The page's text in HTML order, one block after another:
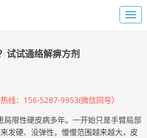
试试通络解痹方剂
线：156-5287-9953(微信同号）
局限性硬皮病多年。一开始只是手臂局部
发硬、没弹性，慢慢范围越来越大，皮